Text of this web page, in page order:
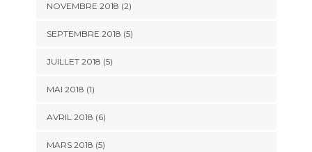
NOVEMBRE 2018 (2)
SEPTEMBRE 2018 (5)
JUILLET 2018 (5)
MAI 2018 (1)
AVRIL 2018 (6)
MARS 2018 (5)